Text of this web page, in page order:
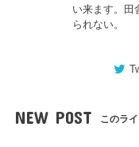
い来ます。田
られない。
NEW POST このラ